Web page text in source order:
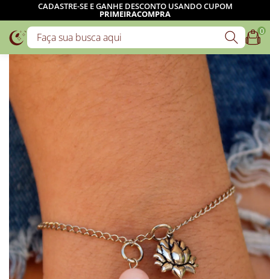
CADASTRE-SE E GANHE DESCONTO USANDO CUPOM
PRIMEIRACOMPRA
0